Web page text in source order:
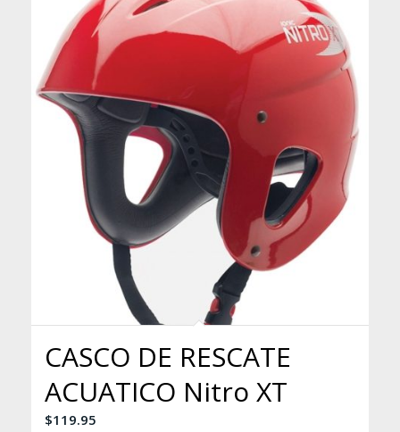
CASCO DE RESCATE
ACUATICO Nitro XT
$119.95